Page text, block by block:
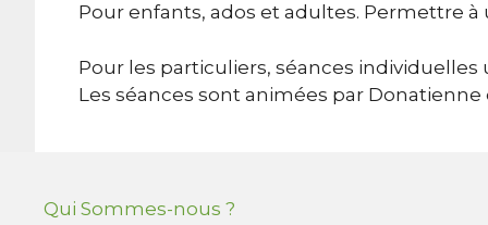
Pour enfants, ados et adultes. Permettre
Pour les particuliers, séances
Les séances sont animées par
Qui Sommes-nous ?